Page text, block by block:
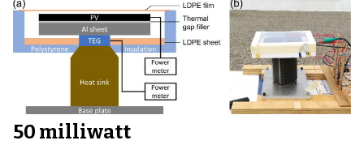
50 milliwatt